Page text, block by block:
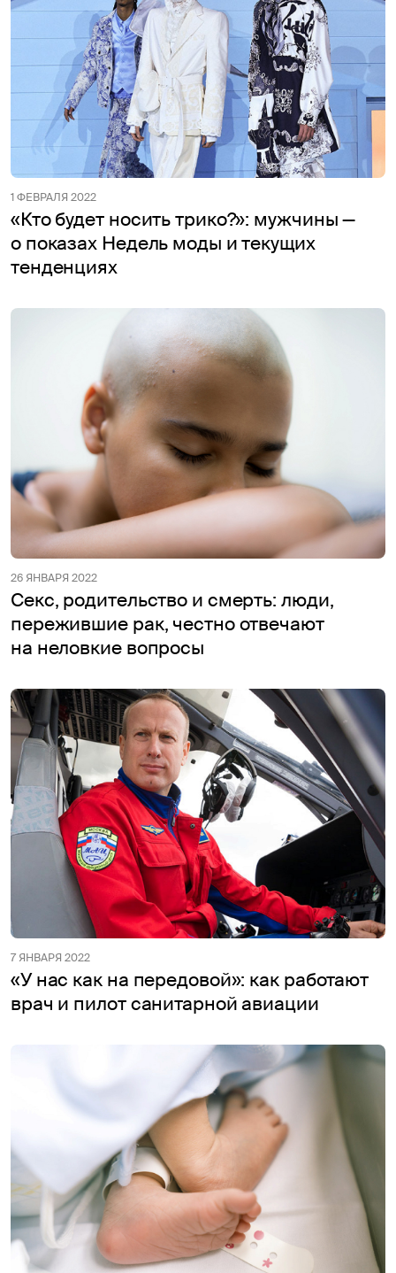
1 ФЕВРАЛЯ 2022
«Кто будет носить трико?»: мужчины —
о показах Недель моды и текущих
тенденциях
26 ЯНВАРЯ 2022
Секс, родительство и смерть: люди,
пережившие рак, честно отвечают
на неловкие вопросы
7 ЯНВАРЯ 2022
«У нас как на передовой»: как работают
врач и пилот санитарной авиации